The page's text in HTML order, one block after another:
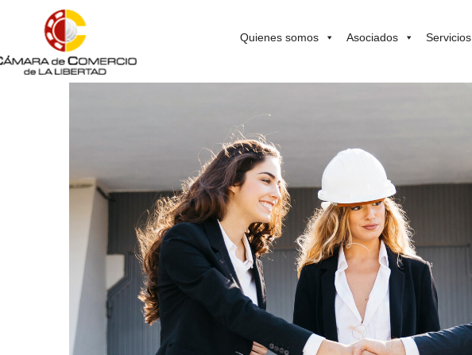
Quienes somos Asociados Servicios